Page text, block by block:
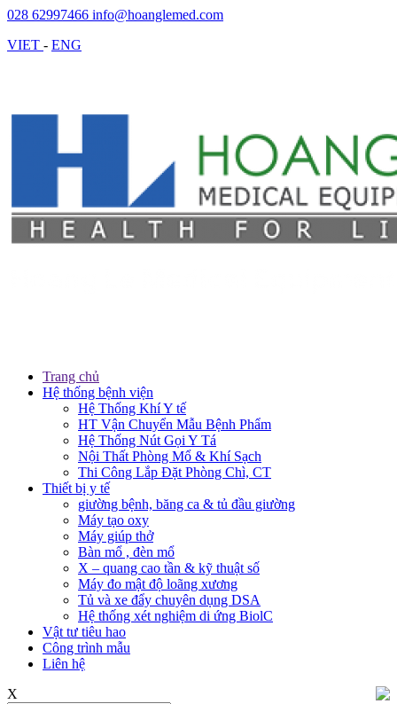
028 62997466 info@hoanglemed.com
VIET - ENG
Trang chủ
Hệ thống bệnh viện
Hệ Thống Khí Y tế
HT Vận Chuyển Mẫu Bệnh Phẩm
Hệ Thống Nút Gọi Y Tá
Nội Thất Phòng Mổ & Khí Sạch
Thi Công Lắp Đặt Phòng Chì, CT
Thiết bị y tế
giường bệnh, băng ca & tủ đầu giường
Máy tạo oxy
Máy giúp thở
Bàn mổ , đèn mổ
X – quang cao tần & kỹ thuật số
Máy đo mật độ loãng xương
Tủ và xe đẩy chuyên dụng DSA
Hệ thống xét nghiệm di ứng BiolC
Vật tư tiêu hao
Công trình mẫu
Liên hệ​
X